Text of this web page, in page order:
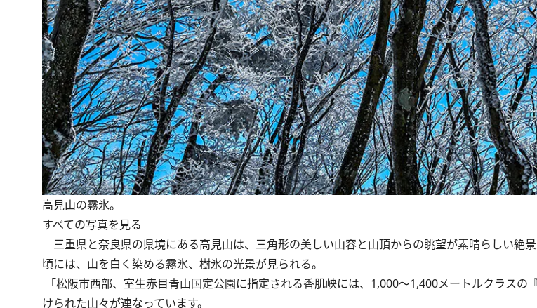
高見山の霧氷。
すべての写真を見る
三重県と奈良県の県境にある高見山は、三角形の美しい山容と山頂からの眺望が素晴らしい絶
頃には、山を白く染める霧氷、樹氷の光景が見られる。
「松阪市西部、室生赤目青山国定公園に指定される香肌峡には、1,000～1,400メートルクラスの
けられた山々が連なっています。